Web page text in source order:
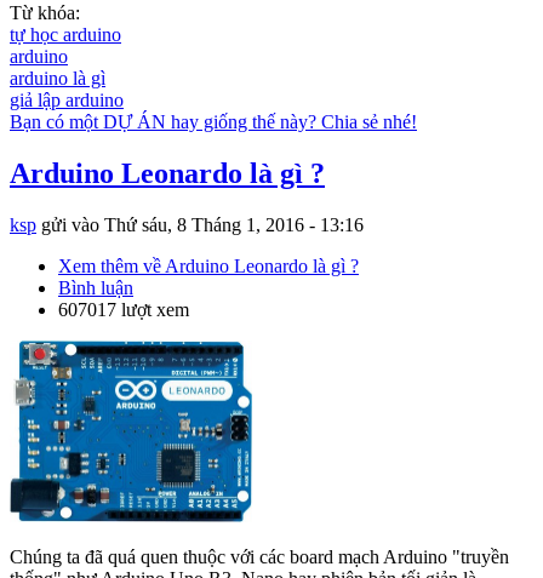
Từ khóa:
tự học arduino
arduino
arduino là gì
giả lập arduino
Bạn có một DỰ ÁN hay giống thế này? Chia sẻ nhé!
Arduino Leonardo là gì ?
ksp gửi vào Thứ sáu, 8 Tháng 1, 2016 - 13:16
Xem thêm về Arduino Leonardo là gì ?
Bình luận
607017 lượt xem
Chúng ta đã quá quen thuộc với các board mạch Arduino "truyền